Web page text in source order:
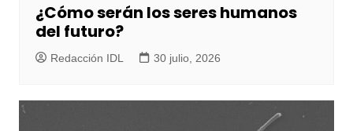
¿Cómo serán los seres humanos
del futuro?
Redacción IDL 30 julio, 2026